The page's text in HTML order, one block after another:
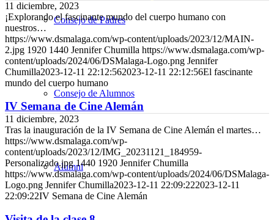
Consejo de Padres
Consejo de Alumnos
Alumni
11 diciembre, 2023
¡Explorando el fascinante mundo del cuerpo humano con
nuestros…
https://www.dsmalaga.com/wp-content/uploads/2023/12/MAIN-
2.jpg 1920 1440 Jennifer Chumilla https://www.dsmalaga.com/wp-
content/uploads/2024/06/DSMalaga-Logo.png Jennifer
Chumilla2023-12-11 22:12:562023-12-11 22:12:56El fascinante
mundo del cuerpo humano
IV Semana de Cine Alemán
11 diciembre, 2023
Tras la inauguración de la IV Semana de Cine Alemán el martes…
https://www.dsmalaga.com/wp-
content/uploads/2023/12/IMG_20231121_184959-
Personalizado.jpg 1440 1920 Jennifer Chumilla
https://www.dsmalaga.com/wp-content/uploads/2024/06/DSMalaga-
Logo.png Jennifer Chumilla2023-12-11 22:09:222023-12-11
22:09:22IV Semana de Cine Alemán